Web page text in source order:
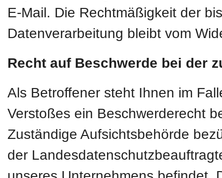
E-Mail. Die Rechtmäßigkeit der
Datenverarbeitung bleibt vom
Recht auf Beschwerde bei der
Als Betroffener steht Ihnen im
Verstoßes ein Beschwerderecht
Zuständige Aufsichtsbehörde
der